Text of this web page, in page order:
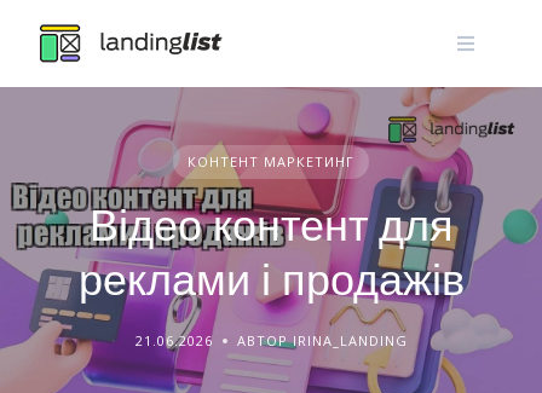
content
КОНТЕНТ МАРКЕТИНГ
Відео контент для
реклами і продажів
21.06.2026 АВТОР IRINA_LANDING